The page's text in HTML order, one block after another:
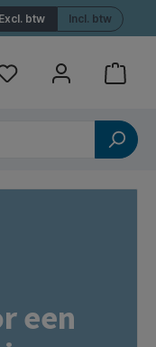
Incl. btw
Excl. btw
Referenties
een